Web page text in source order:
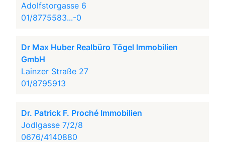
Adolfstorgasse 6
01/8775583...-0
Dr Max Huber Realbüro Tögel Immobilien
GmbH
Lainzer Straße 27
01/8795913
Dr. Patrick F. Proché Immobilien
Jodlgasse 7/2/8
0676/4140880